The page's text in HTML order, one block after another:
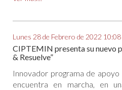
Lunes 28 de Febrero de 2022 10:08
CIPTEMIN presenta su nuevo
& Resuelve”
Innovador programa de
encuentra en marcha, en